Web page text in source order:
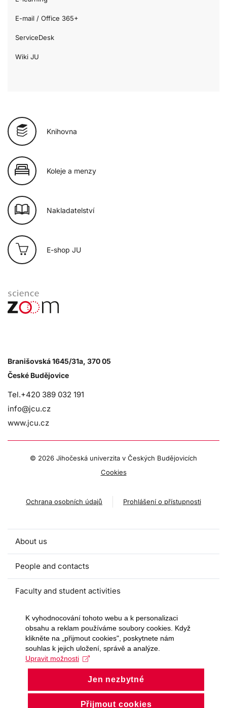
E-mail / Office 365+
ServiceDesk
Wiki JU
Knihovna
Koleje a menzy
Nakladatelství
E-shop JU
Branišovská 1645/31a, 370 05
České Budějovice
Tel.+420 389 032 191
info@jcu.cz
www.jcu.cz
© 2026 Jihočeská univerzita v Českých Budějovicích
Cookies
Ochrana osobních údajů Prohlášení o přístupnosti
About us
People and contacts
Faculty and student activities
Projects and strategic partnerships
Documents
European sustainable development week
Currently
K vyhodnocování tohoto webu a k personalizaci
obsahu a reklam používáme soubory cookies. Když
klikněte na „přijmout cookies", poskytnete nám
souhlas k jejich uložení, správě a analýze.
Upravit možnosti
Jen nezbytné
Přijmout cookies